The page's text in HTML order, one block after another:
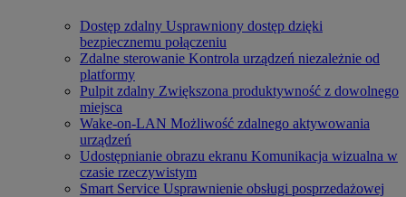
Dostęp zdalny Usprawniony dostęp dzięki
bezpiecznemu połączeniu
Zdalne sterowanie Kontrola urządzeń niezależnie od
platformy
Pulpit zdalny Zwiększona produktywność z dowolnego
miejsca
Wake-on-LAN Możliwość zdalnego aktywowania
urządzeń
Udostępnianie obrazu ekranu Komunikacja wizualna w
czasie rzeczywistym
Smart Service Usprawnienie obsługi posprzedażowej